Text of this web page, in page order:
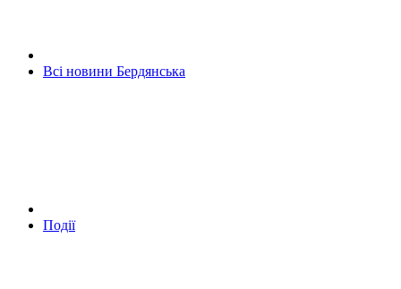
Всі новини Бердянська
Події